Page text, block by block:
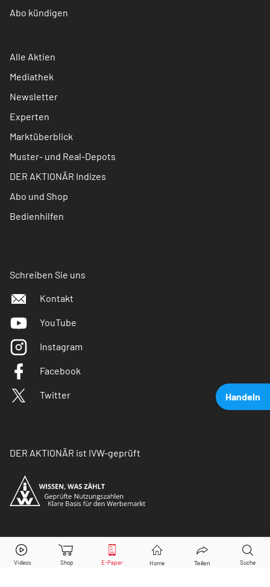
Handeln
Tesla Aktie jetzt handeln?
Abo kündigen
Alle Aktien
Mediathek
Newsletter
Experten
Marktüberblick
Muster- und Real-Depots
DER AKTIONÄR Indizes
Abo und Shop
Bedienhilfen
Schreiben Sie uns
Kontakt
YouTube
Instagram
Facebook
Twitter
DER AKTIONÄR ist IVW-geprüft
© Copyright 2026 Börsenmedien AG. Alle Rechte